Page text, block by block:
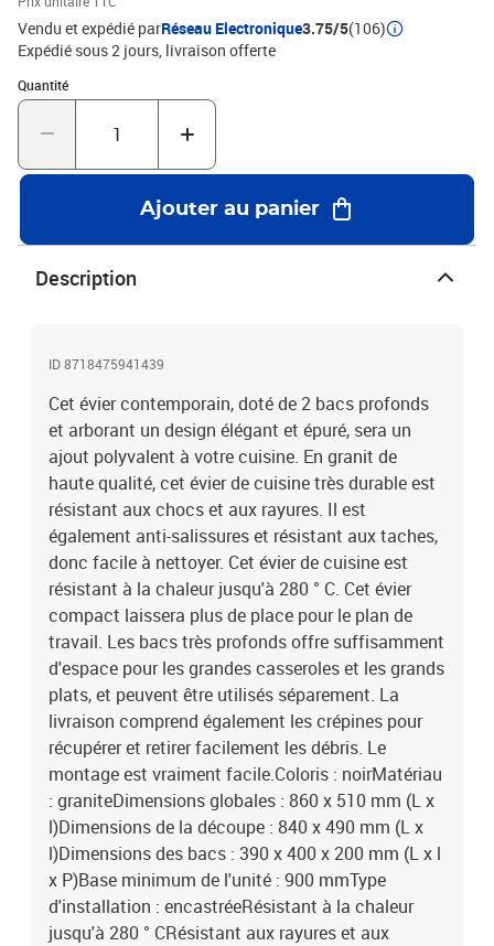
l)Dimensions des bacs : 390 x 400 x 200 mm (L x l x P)Base
minimum de l'unité : 900 mmType d'installation :
encastréeRésistant à la chaleur jusqu'à 280 ° CRésistant aux
rayures et aux tâchesLes crépines sont incluses pour récupérer et
retirer facilement les débrisFacile à monter
Vendu et expédié parRéseau Electronique3.75/5(106)
Expédié sous 2 jours livraison offerte
Quantité
Quantité : 1
Ajouter au panier
Description
ID 8718475941439
Cet évier contemporain, doté de 2 bacs profonds
et arborant un design élégant et épuré, sera un
ajout polyvalent à votre cuisine. En granit de
haute qualité, cet évier de cuisine très durable est
résistant aux chocs et aux rayures. Il est
également anti-salissures et résistant aux taches,
donc facile à nettoyer. Cet évier de cuisine est
résistant à la chaleur jusqu'à 280 ° C. Cet évier
compact laissera plus de place pour le plan de
travail. Les bacs très profonds offre suffisamment
d'espace pour les grandes casseroles et les grands
plats, et peuvent être utilisés séparement. La
livraison comprend également les crépines pour
récupérer et retirer facilement les débris. Le
montage est vraiment facile.Coloris : noirMatériau
: graniteDimensions globales : 860 x 510 mm (L x
l)Dimensions de la découpe : 840 x 490 mm (L x
l)Dimensions des bacs : 390 x 400 x 200 mm (L x l
x P)Base minimum de l'unité : 900 mmType
d'installation : encastréeRésistant à la chaleur
jusqu'à 280 ° CRésistant aux rayures et aux